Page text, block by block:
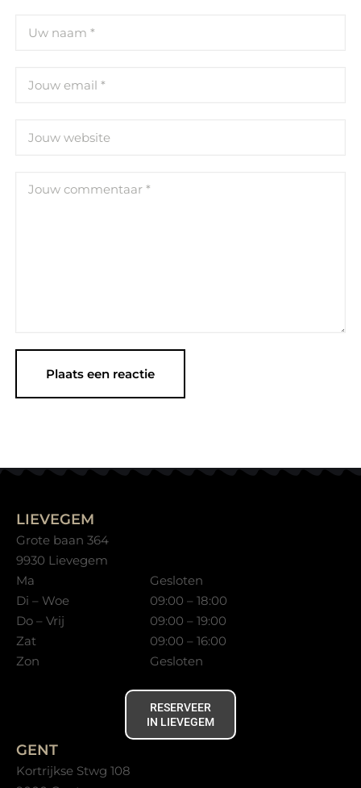
LIEVEGEM
Grote baan 364
9930 Lievegem
Ma
Gesloten
Di – Woe
09:00 – 18:00
Do – Vrij
09:00 – 19:00
Zat
09:00 – 16:00
Zon
Gesloten
RESERVEER
IN LIEVEGEM
GENT
Kortrijkse Stwg 108